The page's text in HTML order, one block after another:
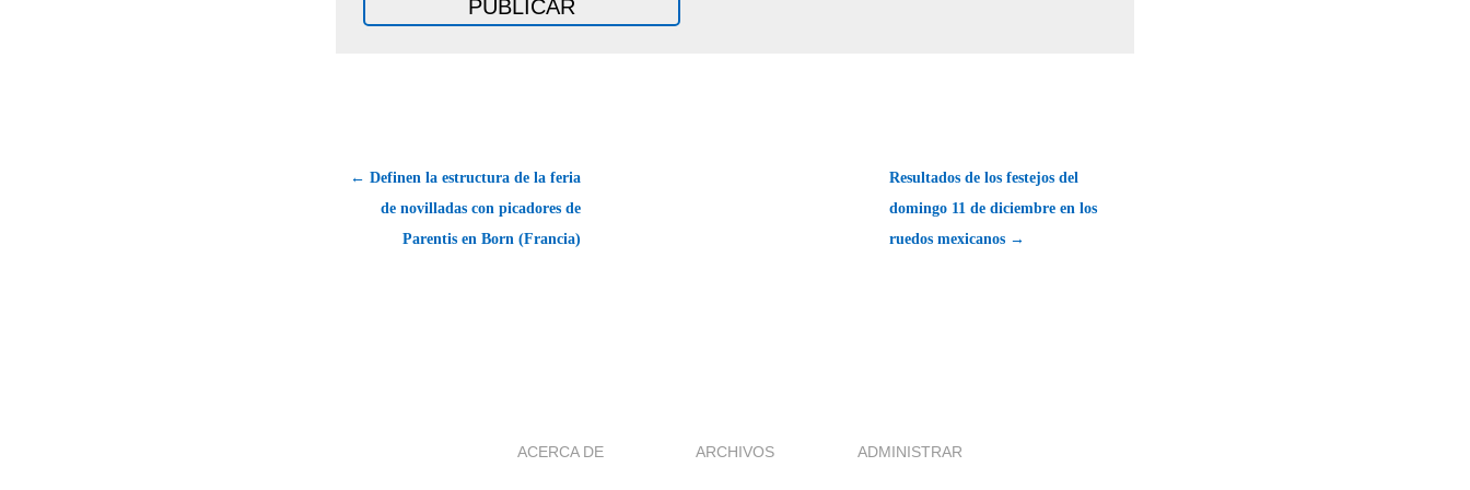
← Definen la estructura de la feria
de novilladas con picadores de
Parentis en Born (Francia)
Resultados de los festejos del
domingo 11 de diciembre en los
ruedos mexicanos →
ACERCA DE ARCHIVOS ADMINISTRAR